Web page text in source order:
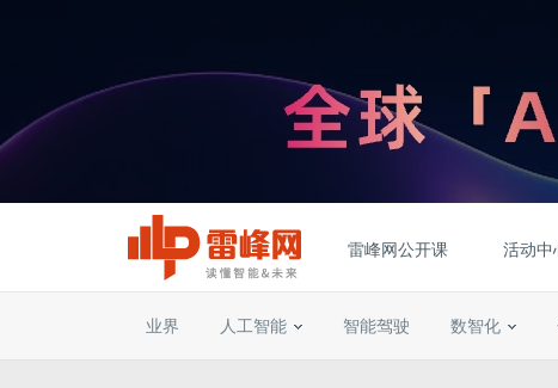
雷峰网公开课 活动中
业界 人工智能 智能驾驶 数智化